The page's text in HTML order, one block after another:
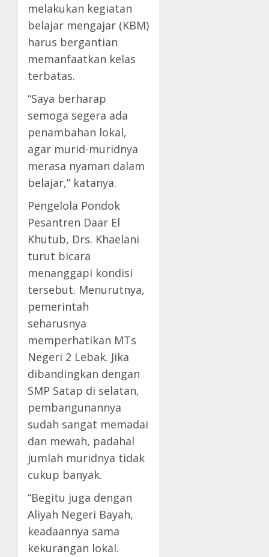
melakukan kegiatan
belajar mengajar (KBM)
harus bergantian
memanfaatkan kelas
terbatas.
“Saya berharap
semoga segera ada
penambahan lokal,
agar murid-muridnya
merasa nyaman dalam
belajar,” katanya.
Pengelola Pondok
Pesantren Daar El
Khutub, Drs. Khaelani
turut bicara
menanggapi kondisi
tersebut. Menurutnya,
pemerintah
seharusnya
memperhatikan MTs
Negeri 2 Lebak. Jika
dibandingkan dengan
SMP Satap di selatan,
pembangunannya
sudah sangat memadai
dan mewah, padahal
jumlah muridnya tidak
cukup banyak.
“Begitu juga dengan
Aliyah Negeri Bayah,
keadaannya sama
kekurangan lokal.